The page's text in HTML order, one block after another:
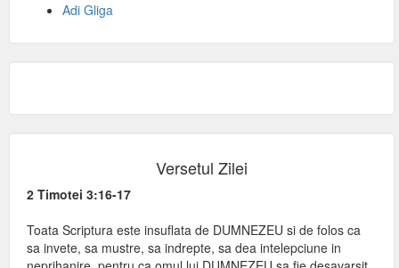
Adi Gliga
Versetul Zilei
2 Timotei 3:16-17
Toata Scriptura este insuflata de DUMNEZEU si de folos ca
sa invete, sa mustre, sa indrepte, sa dea intelepciune in